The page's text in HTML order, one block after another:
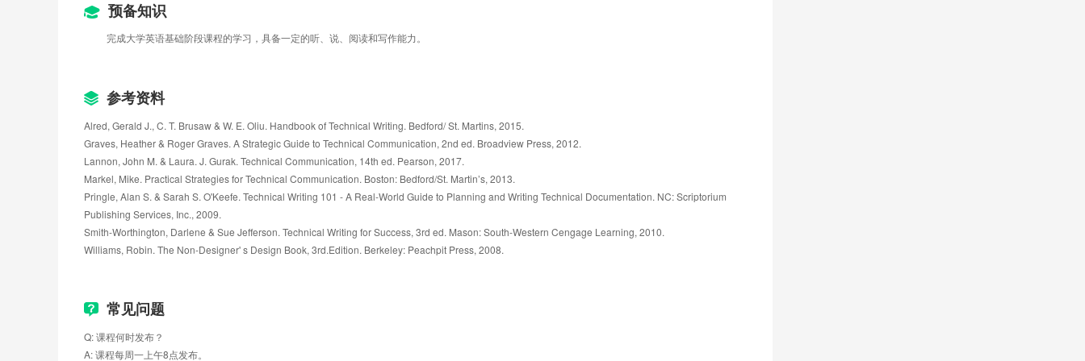
7.2 Format of a formal report
7.4 Recommendation report
8.1 Collecting primary data
8.3 Citing the work of others
8.4 Avoiding plagiarism
Test 8
预备知识
完成大学英语基础阶段课程的学习，具备一定的听、说、阅读和写作能力。
参考资料
Alred, Gerald J., C. T. Brusaw & W. E. Oliu. Handbook of Technical Writing. Bedford/ St. Martins, 2015.
Graves, Heather & Roger Graves. A Strategic Guide to Technical Communication, 2nd ed. Broadview Press, 2012.
Lannon, John M. & Laura. J. Gurak. Technical Communication, 14th ed. Pearson, 2017.
Markel, Mike. Practical Strategies for Technical Communication. Boston: Bedford/St. Martin’s, 2013.
Pringle, Alan S. & Sarah S. O'Keefe. Technical Writing 101 - A Real-World Guide to Planning and Writing Technical Documentation. NC: Scriptorium
Publishing Services, Inc., 2009.
Smith-Worthington, Darlene & Sue Jefferson. Technical Writing for Success, 3rd ed. Mason: South-Western Cengage Learning, 2010.
Williams, Robin. The Non-Designer' s Design Book, 3rd.Edition. Berkeley: Peachpit Press, 2008.
常见问题
Q: 课程何时发布？
A: 课程每周一上午8点发布。